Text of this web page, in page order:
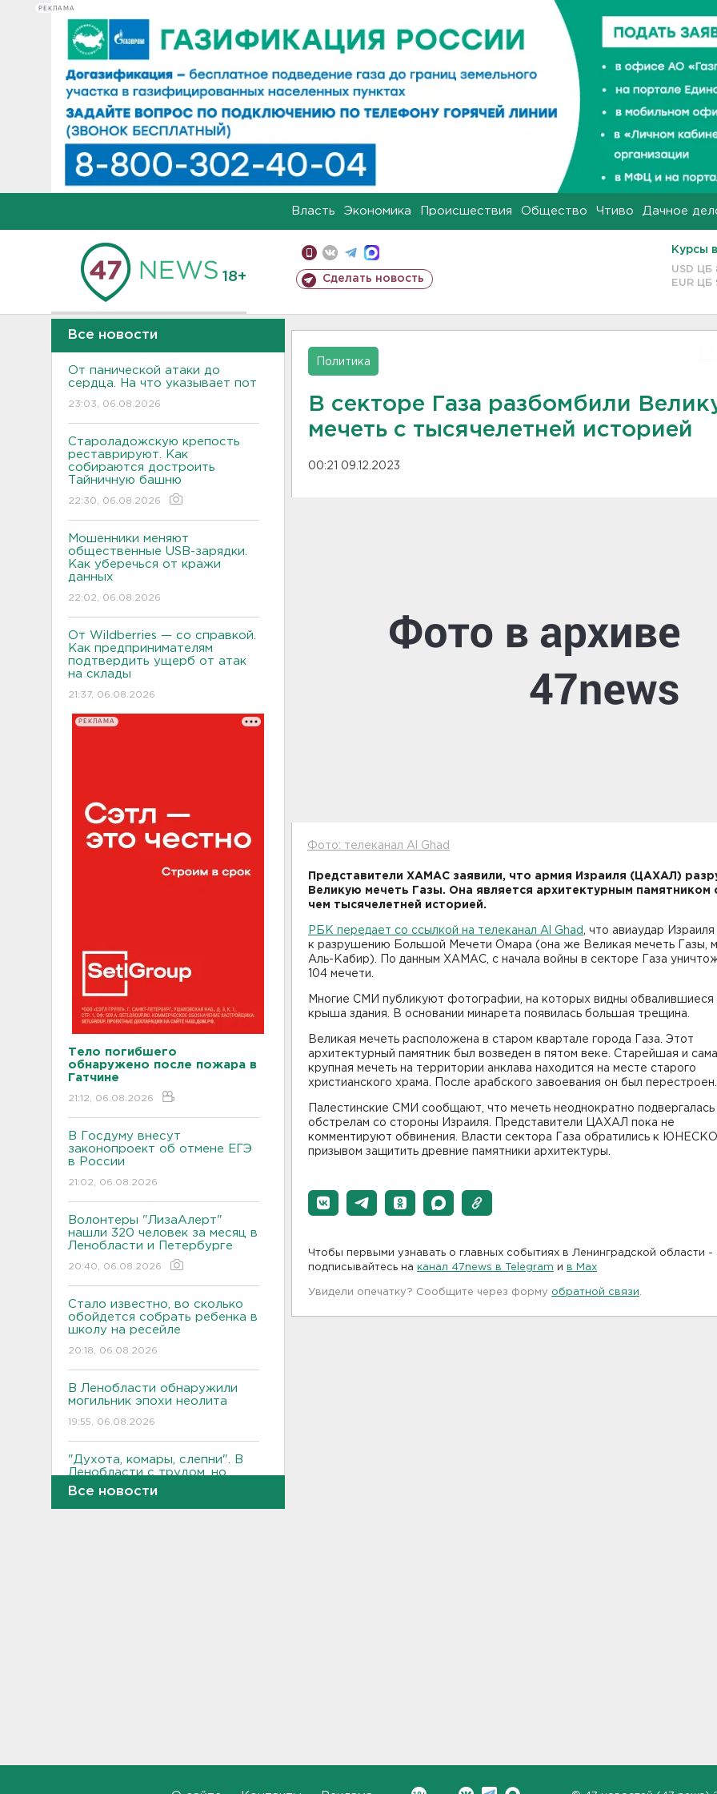
РЕКЛАМА
Власть Экономика Происшествия Общество Чтиво Дачное
18+ Сделать новость
Курсы
USD ЦБ
EUR ЦБ
Все новости
От панической атаки до
сердца. На что указывает пот
23:03, 06.08.2026
Староладожскую крепость
реставрируют. Как
собираются достроить
Тайничную башню
22:30, 06.08.2026
Мошенники меняют
общественные USB-зарядки.
Как уберечься от кражи
данных
22:02, 06.08.2026
От Wildberries — со справкой.
Как предпринимателям
подтвердить ущерб от атак
на склады
21:37, 06.08.2026
РЕКЛАМА
Тело погибшего
обнаружено после пожара в
Гатчине
21:12, 06.08.2026
В Госдуму внесут
законопроект об отмене ЕГЭ
в России
21:02, 06.08.2026
Волонтеры "ЛизаАлерт"
нашли 320 человек за месяц в
Ленобласти и Петербурге
20:40, 06.08.2026
Стало известно, во сколько
обойдется собрать ребенка в
школу на ресейле
20:18, 06.08.2026
В Ленобласти обнаружили
могильник эпохи неолита
19:55, 06.08.2026
"Духота, комары, слепни". В
Ленобласти с трудом, но
находят грибы и ягоды в лесу
Все новости
Политика
В секторе Газа разбомбили
мечеть с тысячелетней историей
00:21 09.12.2023
Фото: телеканал Al Ghad
Представители ХАМАС заявили, что армия Израиля (ЦАХАЛ)
Великую мечеть Газы. Она является архитектурным памятником
чем тысячелетней историей.
РБК передает со ссылкой на телеканал Al Ghad
, что авиаудар
к разрушению Большой Мечети Омара (она же Великая мечеть Газы,
Аль-Кабир). По данным ХАМАС, с начала войны в секторе Газа
104 мечети.
Многие СМИ публикуют фотографии, на которых видны обвалившиеся
крыша здания. В основании минарета появилась большая трещина.
Великая мечеть расположена в старом квартале города Газа. Этот
архитектурный памятник был возведен в пятом веке. Старейшая и
крупная мечеть на территории анклава находится на месте старого
христианского храма. После арабского завоевания он был перестроен.
Палестинские СМИ сообщают, что мечеть неоднократно подвергалась
обстрелам со стороны Израиля. Представители ЦАХАЛ пока не
комментируют обвинения. Власти сектора Газа обратились к
призывом защитить древние памятники архитектуры.
Чтобы первыми узнавать о главных событиях в Ленинградской области -
подписывайтесь на канал 47news в Telegram и в Maх
Увидели опечатку? Сообщите через форму обратной связи